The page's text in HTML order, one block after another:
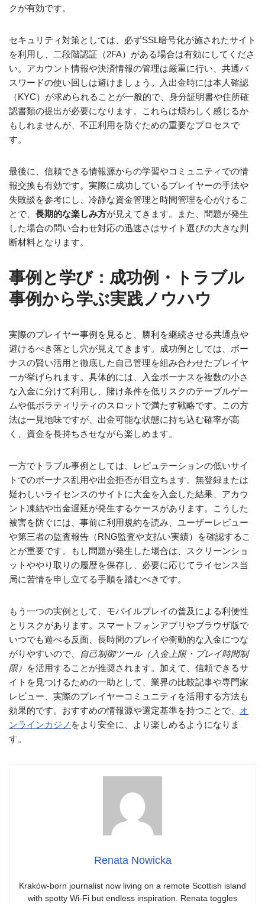
クが有効です。
セキュリティ対策としては、必ずSSL暗号化が施されたサイト
を利用し、二段階認証（2FA）がある場合は有効にしてくださ
い。アカウント情報や決済情報の管理は厳重に行い、共通パ
スワードの使い回しは避けましょう。入出金時には本人確認
（KYC）が求められることが一般的で、身分証明書や住所確
認書類の提出が必要になります。これらは煩わしく感じるか
もしれませんが、不正利用を防ぐための重要なプロセスで
す。
最後に、信頼できる情報源からの学習やコミュニティでの情
報交換も有効です。実際に成功しているプレイヤーの手法や
失敗談を参考にし、冷静な資金管理と時間管理を心がけるこ
とで、 長期的な楽しみ方が見えてきます。また、問題が発生
した場合の問い合わせ対応の迅速さはサイト選びの大きな判
断材料となります。
事例と学び：成功例・トラブル
事例から学ぶ実践ノウハウ
実際のプレイヤー事例を見ると、勝利を継続させる共通点や
避けるべき落とし穴が見えてきます。成功例としては、ボー
ナスの賢い活用と徹底した自己管理を組み合わせたプレイヤ
ーが挙げられます。具体的には、入金ボーナスを複数の小さ
な入金に分けて利用し、賭け条件を低リスクのテーブルゲー
ムや低ボラティリティのスロットで満たす戦略です。この方
法は一見地味ですが、出金可能な状態に持ち込む確率が高
く、資金を長持ちさせながら楽しめます。
一方でトラブル事例としては、レピュテーションの低いサイ
トでのボーナス乱用や出金拒否が目立ちます。無登録または
疑わしいライセンスのサイトに大金を入金した結果、アカウ
ント凍結や出金遅延が発生するケースがあります。こうした
被害を防ぐには、事前に利用規約を読み、ユーザーレビュー
や第三者の監査報告（RNG監査や支払い実績）を確認するこ
とが重要です。もし問題が発生した場合は、スクリーンショ
ットややり取りの履歴を保存し、必要に応じてライセンス当
局に苦情を申し立てる手順を踏むべきです。
もう一つの実例として、モバイルプレイの普及による利便性
とリスクがあります。スマートフォンアプリやブラウザ版で
いつでも遊べる反面、長時間のプレイや衝動的な入金につな
がりやすいので、
自己制御ツール（入金上限・プレイ時間制
限） を活用することが推奨されます。加えて、信頼できるサ
イトを見つけるための一助として、業界の比較記事や専門家
レビュー、実際のプレイヤーコミュニティを活用する方法も
効果的です。おすすめの情報源や選定基準を持つことで、 オ
ンラインカジノ をより安全に、より楽しめるようになりま
す。
Renata Nowicka
Kraków-born journalist now living on a remote Scottish island
with spotty Wi-Fi but endless inspiration. Renata toggles